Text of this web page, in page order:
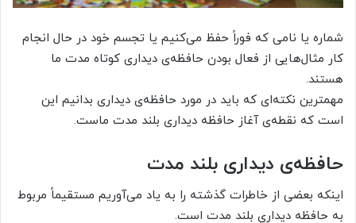
شماره یا نامی که فوراً حفظ می‌کنیم یا تجسم خود در حال انجام
کار مثال‌هایی از فعال بودن حافظه‌ی دیداری کوتاه مدت ما
هستند.
مهمترین نکته‌ای که باید در مورد حافظه‌ی دیداری بدانیم این
است که نقطه‌ی آغاز حافظه دیداری بلند مدت ماست.
حافظه‌ی دیداری بلند مدت
اینکه بعضی از خاطرات گذشته را به یاد می‌آوریم مستقیماً مربوط
به حافظه دیداری بلند مدت است.